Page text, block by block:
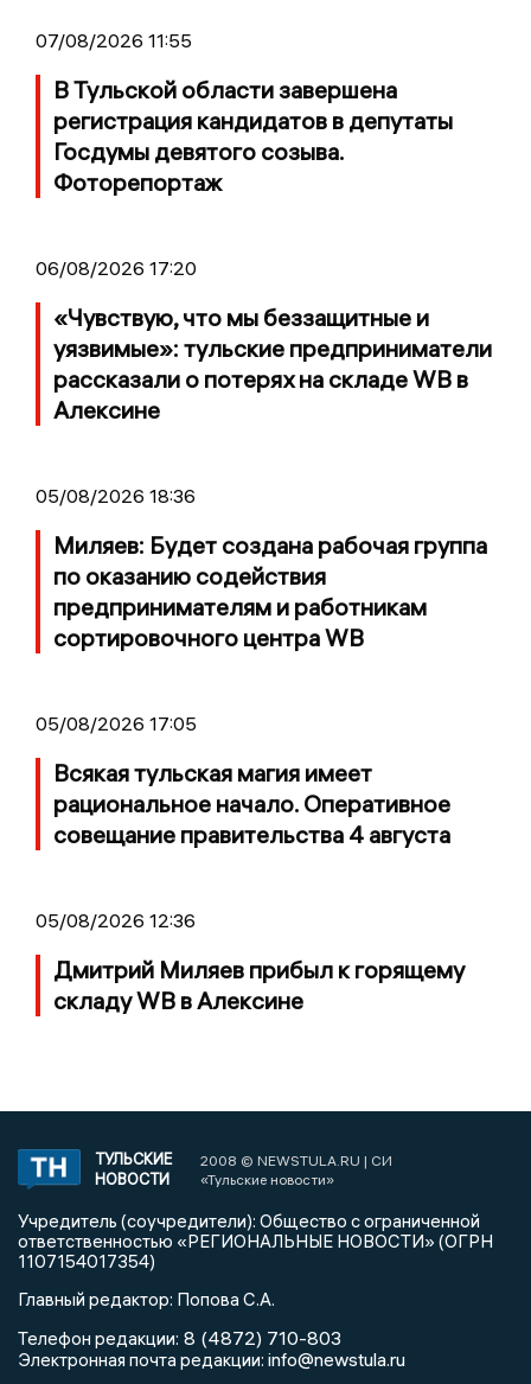
07/08/2026 11:55
В Тульской области завершена
регистрация кандидатов в депутаты
Госдумы девятого созыва.
Фоторепортаж
06/08/2026 17:20
«Чувствую, что мы беззащитные и
уязвимые»: тульские предприниматели
рассказали о потерях на складе WB в
Алексине
05/08/2026 18:36
Миляев: Будет создана рабочая группа
по оказанию содействия
предпринимателям и работникам
сортировочного центра WB
05/08/2026 17:05
Всякая тульская магия имеет
рациональное начало. Оперативное
совещание правительства 4 августа
05/08/2026 12:36
Дмитрий Миляев прибыл к горящему
складу WB в Алексине
ТУЛЬСКИЕ
НОВОСТИ
2008 © NEWSTULA.RU | СИ
«Тульские новости»
Учредитель (соучредители): Общество с ограниченной
ответственностью «РЕГИОНАЛЬНЫЕ НОВОСТИ» (ОГРН
1107154017354)
Главный редактор: Попова С.А.
Телефон редакции: 8 (4872) 710-803
Электронная почта редакции: info@newstula.ru